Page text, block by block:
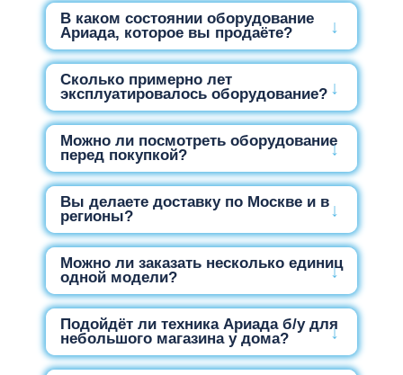
В каком состоянии оборудование
Ариада, которое вы продаёте?
Сколько примерно лет
эксплуатировалось оборудование?
Можно ли посмотреть оборудование
перед покупкой?
Вы делаете доставку по Москве и в
регионы?
Можно ли заказать несколько единиц
одной модели?
Подойдёт ли техника Ариада б/у для
небольшого магазина у дома?